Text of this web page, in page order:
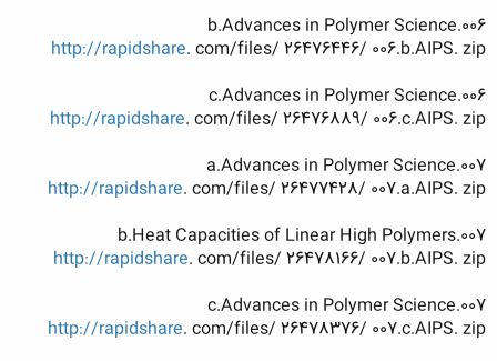
006.b.Advances in Polymer Science
http://rapidshare. com/files/ 26476446/ 006.b.AIPS. zip
006.c.Advances in Polymer Science
http://rapidshare. com/files/ 26476889/ 006.c.AIPS. zip
007.a.Advances in Polymer Science
http://rapidshare. com/files/ 26477428/ 007.a.AIPS. zip
007.b.Heat Capacities of Linear High Polymers
http://rapidshare. com/files/ 26478166/ 007.b.AIPS. zip
007.c.Advances in Polymer Science
http://rapidshare. com/files/ 26478376/ 007.c.AIPS. zip